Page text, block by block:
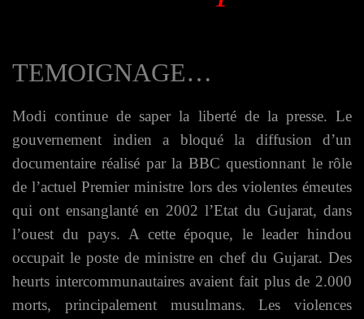
TEMOIGNAGE…
Modi continue de saper la liberté de la presse. Le
gouvernement indien a bloqué la diffusion d’un
documentaire réalisé par la BBC questionnant le rôle
de l’actuel Premier ministre lors des violentes émeutes
qui ont ensanglanté en 2002 l’Etat du Gujarat, dans
l’ouest du pays. A cette époque, le leader hindou
occupait le poste de ministre en chef du Gujarat. Des
heurts intercommunautaires avaient fait plus de 2.000
morts, principalement musulmans. Les violences